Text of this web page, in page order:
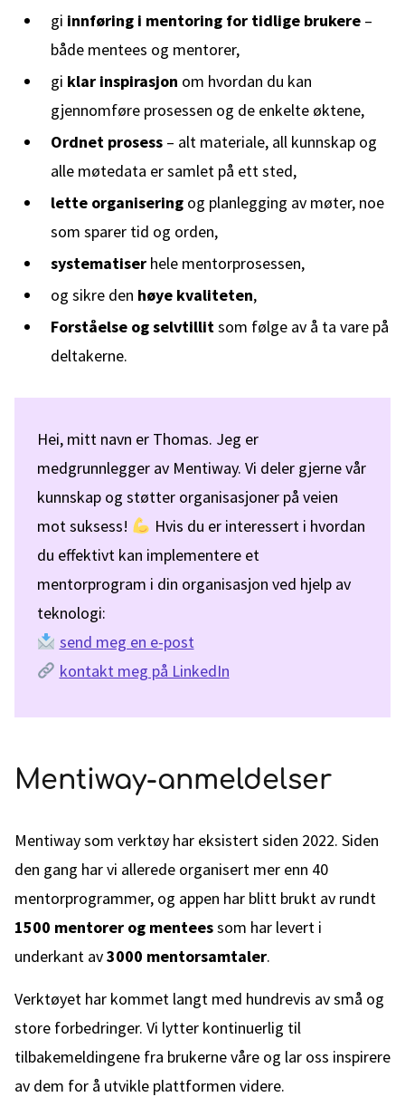
gi innføring i mentoring for tidlige brukere –
både mentees og mentorer,
gi klar inspirasjon om hvordan du kan
gjennomføre prosessen og de enkelte øktene,
Ordnet prosess – alt materiale, all kunnskap og
alle møtedata er samlet på ett sted,
lette organisering og planlegging av møter, noe
som sparer tid og orden,
systematiser hele mentorprosessen,
og sikre den høye kvaliteten,
Forståelse og selvtillitsom følge av å ta vare på
deltakerne.
Hei, mitt navn er Thomas. Jeg er
medgrunnlegger av Mentiway. Vi deler gjerne vår
kunnskap og støtter organisasjoner på veien
mot suksess!
Hvis du er interessert i hvordan
du effektivt kan implementere et
mentorprogram i din organisasjon ved hjelp av
teknologi:
send meg en e-post
kontakt meg på LinkedIn
Mentiway-anmeldelser
Mentiway som verktøy har eksistert siden 2022. Siden
den gang har vi allerede organisert mer enn 40
mentorprogrammer, og appen har blitt brukt av rundt
1500 mentorer og menteessom har levert i
underkant av3000 mentorsamtaler.
Verktøyet har kommet langt med hundrevis av små og
store forbedringer. Vi lytter kontinuerlig til
tilbakemeldingene fra brukerne våre og lar oss inspirere
av dem for å utvikle plattformen videre.